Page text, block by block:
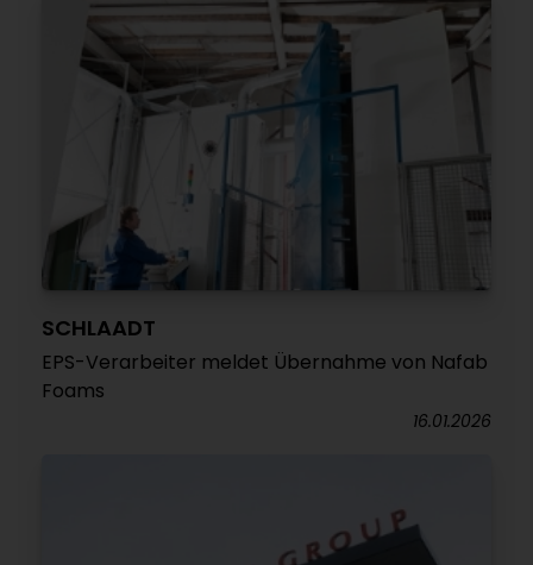
SCHLAADT
EPS-Verarbeiter meldet Übernahme von Nafab
Foams
16.01.2026